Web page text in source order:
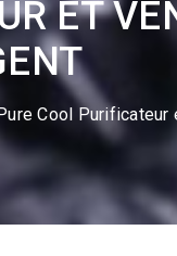
ET
Cool